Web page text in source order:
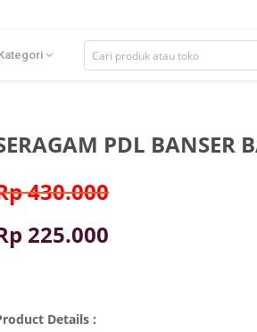
PDL BANSER
430.000
225.000
Details :